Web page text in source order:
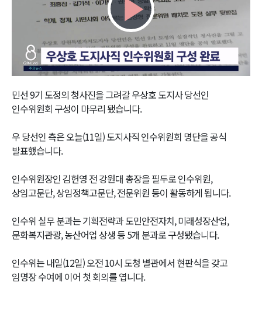
Play
Video
민선 9기 도정의 청사진을 그려갈 우상호 도지사 당선인
인수위원회 구성이 마무리 됐습니다.
우 당선인 측은 오늘(11일) 도지사직 인수위원회 명단을 공식
발표했습니다.
인수위원장인 김헌영 전 강원대 총장을 필두로 인수위원,
상임고문단, 상임정책고문단, 전문위원 등이 활동하게 됩니다.
인수위 실무 분과는 기획전략과 도민안전자치, 미래성장산업,
문화복지관광, 농산어업 상생 등 5개 분과로 구성됐습니다.
인수위는 내일(12일) 오전 10시 도청 별관에서 현판식을 갖고
임명장 수여에 이어 첫 회의를 엽니다.